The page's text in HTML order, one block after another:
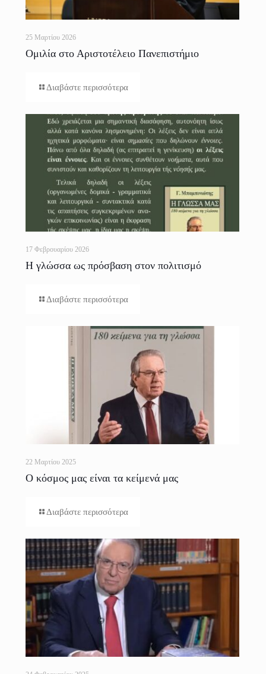
25 Μαρτίου 2026
Ομιλία στο Αριστοτέλειο Πανεπιστήμιο
Διαβάστε περισσότερα
17 Φεβρουαρίου 2026
Η γλώσσα ως πρόσβαση στον πολιτισμό
Διαβάστε περισσότερα
22 Μαρτίου 2025
Ο κόσμος μας είναι τα κείμενά μας
Διαβάστε περισσότερα